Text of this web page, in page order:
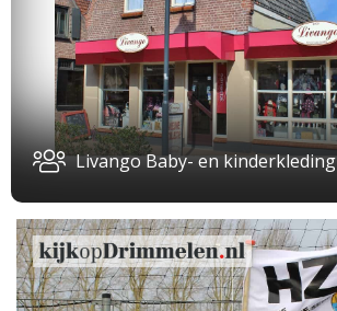
Livango Baby- en kinderkleding